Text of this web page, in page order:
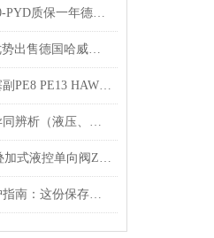
原装哈威柱塞泵R7.0-PYD质保一年德国haweR6.4 R6.9
直销哈维油泵R4.2优势出售德国哈威柱塞泵
德国哈威柱塞泵柱塞副PE8 PE13 HAWE性能介绍
四种伺服控制系统异同辨析（液压、交流、直流、电液）
R900347495力士乐叠加式液控单向阀Z2S6-1-66/库存现货
立磨机液压泵阀养护指南：这份保存秘诀，让核心部件“历久弥新”！